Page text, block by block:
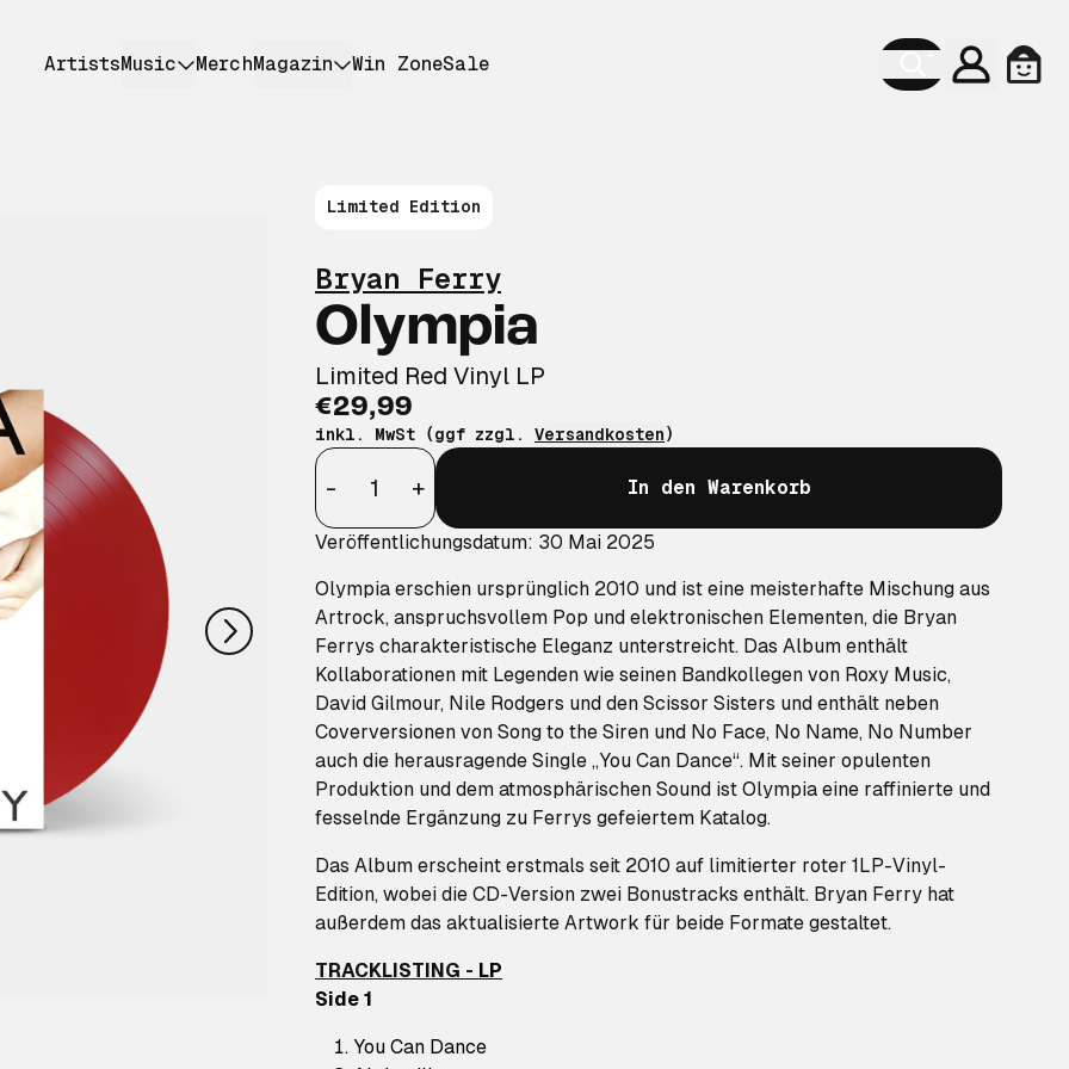
ArtistsMusic MerchMagazin Win ZoneSale
Konto
nächstes
Bryan Ferry
Olympia
Limited Red Vinyl LP
€29,99
inkl. MwSt (ggf zzgl. Versandkosten)
Anzahl
-
+ In den Warenkorb
Veröffentlichungsdatum: 30 Mai 2025
Olympia erschien ursprünglich 2010 und ist eine meisterhafte Mischung aus
Artrock, anspruchsvollem Pop und elektronischen Elementen, die Bryan
Ferrys charakteristische Eleganz unterstreicht. Das Album enthält
Kollaborationen mit Legenden wie seinen Bandkollegen von Roxy Music,
David Gilmour, Nile Rodgers und den Scissor Sisters und enthält neben
Coverversionen von Song to the Siren und No Face, No Name, No Number
auch die herausragende Single „You Can Dance“. Mit seiner opulenten
Produktion und dem atmosphärischen Sound ist Olympia eine raffinierte und
fesselnde Ergänzung zu Ferrys gefeiertem Katalog.
Das Album erscheint erstmals seit 2010 auf limitierter roter 1LP-Vinyl-
Edition, wobei die CD-Version zwei Bonustracks enthält. Bryan Ferry hat
außerdem das aktualisierte Artwork für beide Formate gestaltet.
TRACKLISTING - LP
Side 1
You Can Dance
Limited Edition